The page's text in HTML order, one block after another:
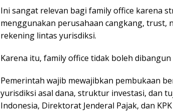
Ini sangat relevan bagi family office karena
menggunakan perusahaan cangkang, trust,
rekening lintas yurisdiksi.
Karena itu, family office tidak boleh
Pemerintah wajib mewajibkan pembukaan
yurisdiksi asal dana, struktur investasi, dan
Indonesia, Direktorat Jenderal Pajak, dan